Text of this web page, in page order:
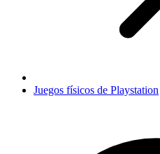
Juegos físicos de Playstation